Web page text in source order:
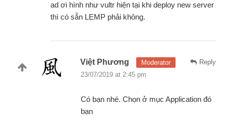
ad ơi hình như vultr hiện tại khi deploy new server
thì có sẵn LEMP phải không.
Reply
Việt Phương
Moderator
23/07/2019 at 2:45 pm
Có bạn nhé. Chọn ở mục Application đó
bạn